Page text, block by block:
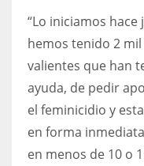
“Lo iniciamos
hemos tenido 2
valientes que han
ayuda, de pedir
el feminicidio y
en forma
en menos de 10 o